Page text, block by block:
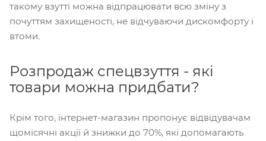
такому взутті можна відпрацювати всю зміну з
почуттям захищеності, не відчуваючи дискомфорту і
втоми.
Розпродаж спецвзуття - які
товари можна придбати?
Крім того, інтернет-магазин пропонує відвідувачам
щомісячні акції й знижки до 70%, які допомагають